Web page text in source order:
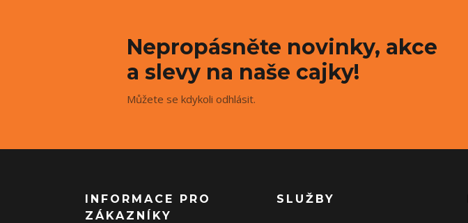
Nepropásněte novinky, akce
a slevy na naše cajky!
Můžete se kdykoli odhlásit.
INFORMACE PRO
ZÁKAZNÍKY
SLUŽBY